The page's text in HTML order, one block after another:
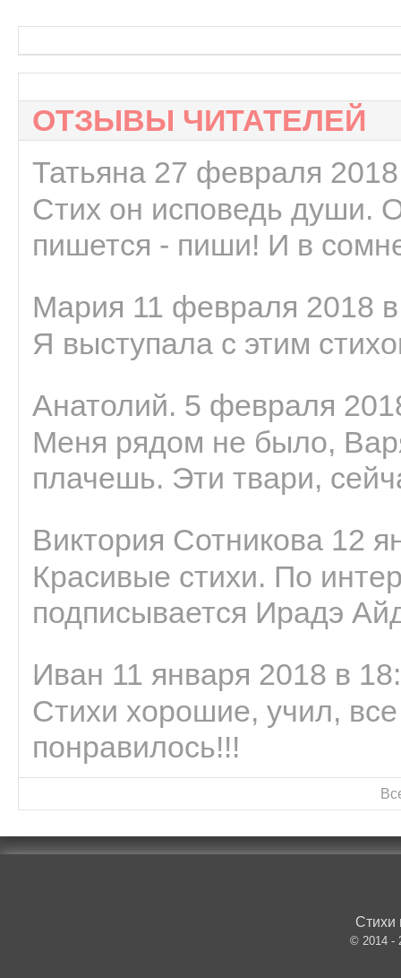
ОТЗЫВЫ ЧИТАТЕЛЕЙ
Татьяна 27 февраля
Стих он исповедь души.
пишется - пиши! И в
Мария 11 февраля 2018
Я выступала с этим
Анатолий. 5 февраля
Меня рядом не было,
плачешь. Эти твари,
Виктория Сотникова 12
Красивые стихи. По
подписывается Ирадэ
Иван 11 января 2018 в
Стихи хорошие, учил,
понравилось!!!
Стихи
© 2014 -